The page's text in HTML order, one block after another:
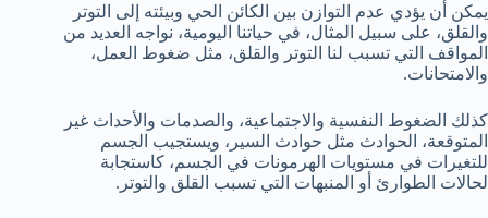
يمكن أن يؤدي عدم التوازن بين الكائن الحي وبيئته إلى التوتر
والقلق، على سبيل المثال، في حياتنا اليومية، نواجه العديد من
المواقف التي تسبب لنا التوتر والقلق، مثل ضغوط العمل،
والامتحانات.
كذلك الضغوط النفسية والاجتماعية، والصدمات والأحداث غير
المتوقعة، الحوادث مثل حوادث السير، ويستجيب الجسم
للتغيرات في مستويات الهرمونات في الجسم، كاستجابة
لحالات الطوارئ أو المنبهات التي تسبب القلق والتوتر.